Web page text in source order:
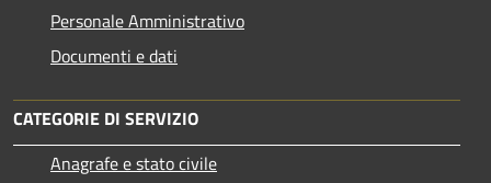
Personale Amministrativo
Documenti e dati
CATEGORIE DI SERVIZIO
Anagrafe e stato civile